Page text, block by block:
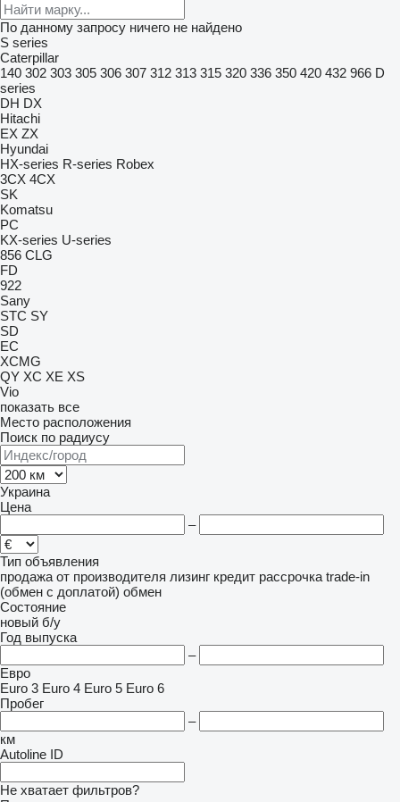
По данному запросу ничего не найдено
S series
Caterpillar
140 302 303 305 306 307 312 313 315 320 336 350 420 432 966 D
series
DH DX
Hitachi
EX ZX
Hyundai
HX-series R-series Robex
3CX 4CX
SK
Komatsu
PC
KX-series U-series
856 CLG
FD
922
Sany
STC SY
SD
EC
XCMG
QY XC XE XS
Vio
показать все
Место расположения
Поиск по радиусу
Украина
Цена
–
Тип объявления
продажа от производителя лизинг кредит рассрочка trade-in
(обмен с доплатой) обмен
Состояние
новый б/у
Год выпуска
–
Евро
Euro 3 Euro 4 Euro 5 Euro 6
Пробег
–
км
Autoline ID
Не хватает фильтров?